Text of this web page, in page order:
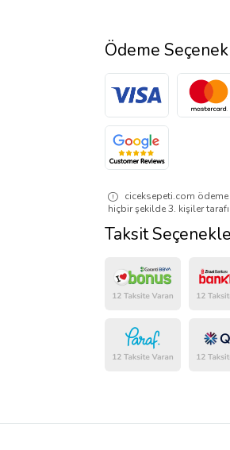
Ödeme
ciceksepeti.com
hiçbir şekilde 3. kişiler
Taksit